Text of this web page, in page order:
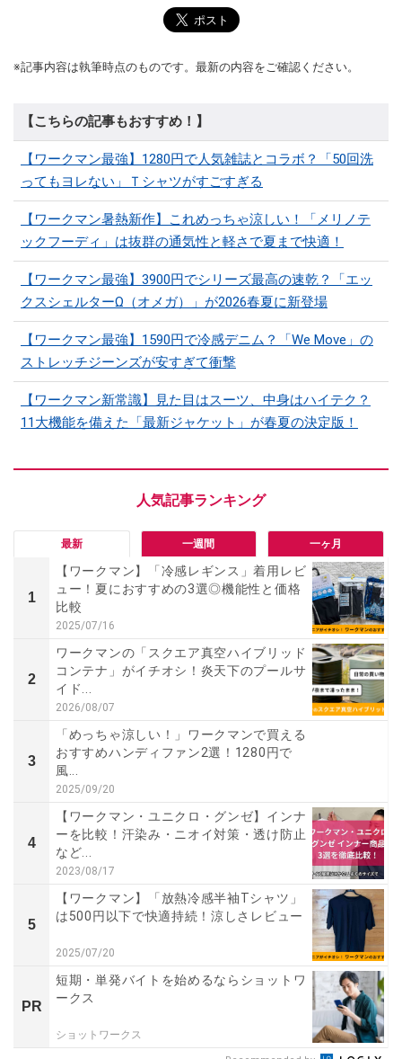
※記事内容は執筆時点のものです。最新の内容をご確認ください。
【こちらの記事もおすすめ！】
【ワークマン最強】1280円で人気雑誌とコラボ？「50回洗
ってもヨレない」Ｔシャツがすごすぎる
【ワークマン暑熱新作】これめっちゃ涼しい！「メリノテ
ックフーディ」は抜群の通気性と軽さで夏まで快適！
【ワークマン最強】3900円でシリーズ最高の速乾？「エッ
クスシェルターΩ（オメガ）」が2026春夏に新登場
【ワークマン最強】1590円で冷感デニム？「We Move」の
ストレッチジーンズが安すぎて衝撃
【ワークマン新常識】見た目はスーツ、中身はハイテク？
11大機能を備えた「最新ジャケット」が春夏の決定版！
最新 一週間 一ヶ月
1
【ワークマン】「冷感レギンス」着用レビ
ュー！夏におすすめの3選◎機能性と価格
比較
2025/07/16
2
ワークマンの「スクエア真空ハイブリッド
コンテナ」がイチオシ！炎天下のプールサ
イド...
2026/08/07
3
「めっちゃ涼しい！」ワークマンで買える
おすすめハンディファン2選！1280円で
風...
2025/09/20
4
【ワークマン・ユニクロ・グンゼ】インナ
ーを比較！汗染み・ニオイ対策・透け防止
など...
2023/08/17
5
【ワークマン】「放熱冷感半袖Tシャツ」
は500円以下で快適持続！涼しさレビュー
2025/07/20
PR
短期・単発バイトを始めるならショットワ
ークス
ショットワークス